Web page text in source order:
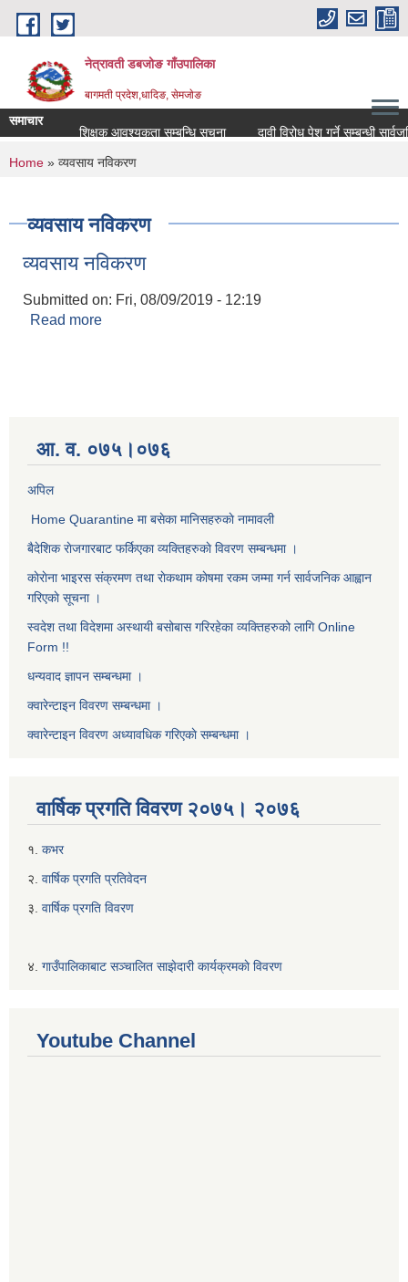
Skip to main content
नेत्रावती डबजोङ गाँउपालिका
बागमती प्रदेश,धादिङ, सेमजाेङ
समाचार
शिक्षक आवश्यकता सम्बन्धि सूचना
दावी विरोध पेश गर्ने सम्बन्धी सार्वजनिक
You are here
Home » व्यवसाय नविकरण
व्यवसाय नविकरण
व्यवसाय नविकरण
Submitted on: Fri, 08/09/2019 - 12:19
Read more
आ. व. ०७५।०७६
अपिल
Home Quarantine मा बसेका मानिसहरुकाे नामावली
बैदेशिक राेजगारबाट फर्किएका व्यक्तिहरुकाे विवरण सम्बन्धमा ।
काेराेना भाइरस संक्रमण तथा राेकथाम काेषमा रकम जम्मा गर्न सार्वजनिक आह्वान
गरिएकाे सूचना ।
स्वदेश तथा विदेशमा अस्थायी बसोबास गरिरहेका व्यक्तिहरुको लागि Online
Form !!
धन्यवाद ज्ञापन सम्बन्धमा ।
क्वारेन्टाइन विवरण सम्बन्धमा ।
क्वारेन्टाइन विवरण अध्यावधिक गरिएकाे सम्बन्धमा ।
वार्षिक प्रगति विवरण २०७५। २०७६
१. कभर
२. वार्षिक प्रगति प्रतिवेदन
३. वार्षिक प्रगति विवरण
४. गाउँपालिकाबाट सञ्चालित साझेदारी कार्यक्रमकाे विवरण
Youtube Channel